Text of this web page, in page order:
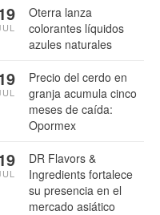
Oterra lanza
colorantes líquidos
azules naturales
Precio del cerdo en
granja acumula cinco
meses de caída:
Opormex
DR Flavors &
Ingredients fortalece
su presencia en el
mercado asiático